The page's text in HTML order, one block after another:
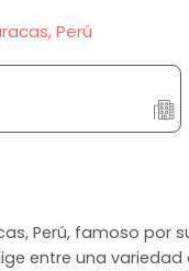
Perú
Perú, famoso
entre una